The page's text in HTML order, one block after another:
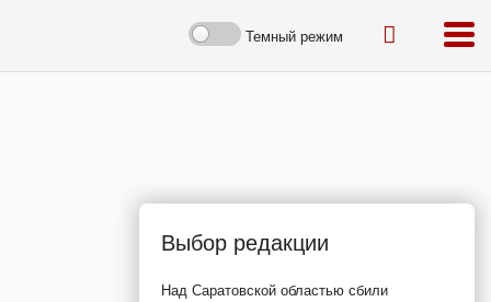
Темный режим
Выбор редакции
Над Саратовской областью сбили